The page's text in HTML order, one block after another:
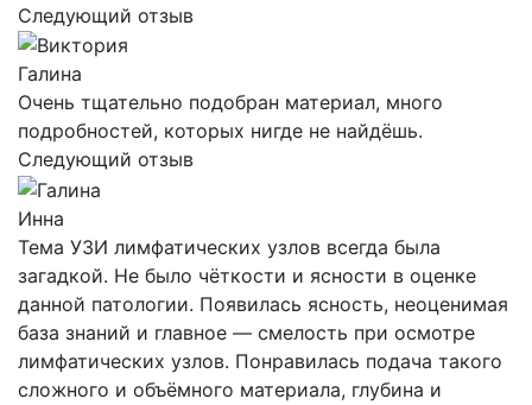
Следующий отзыв
Галина
Очень тщательно подобран материал, много
подробностей, которых нигде не найдёшь.
Следующий отзыв
Инна
Тема УЗИ лимфатических узлов всегда была
загадкой. Не было чёткости и ясности в оценке
данной патологии. Появилась ясность, неоценимая
база знаний и главное — смелость при осмотре
лимфатических узлов. Понравилась подача такого
сложного и объёмного материала, глубина и